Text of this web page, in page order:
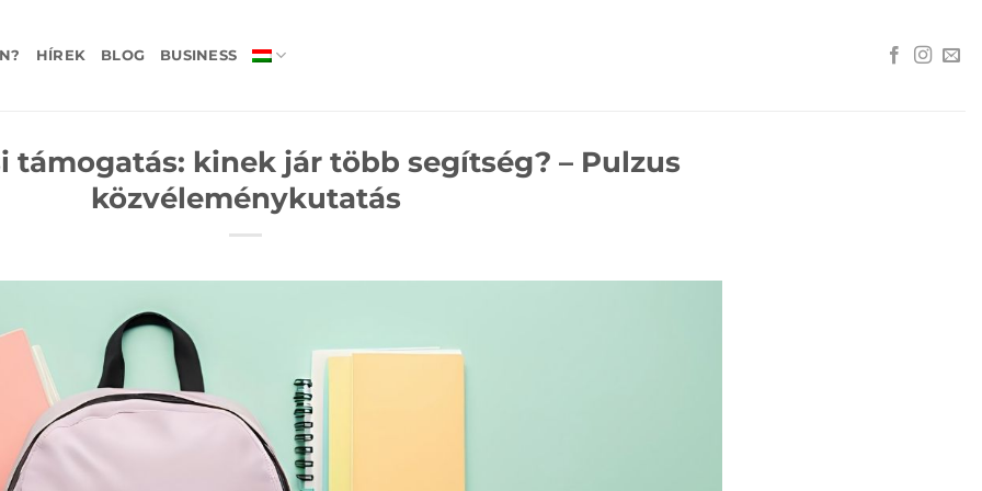
HÍREK BLOG BUSINESS
támogatás: kinek jár több segítség? – Pulzus
közvéleménykutatás